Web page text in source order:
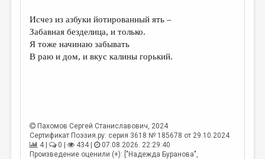
КНИЖНАЯ ПОЛКА
ОБЗОР ЛИТЕРАТУРЫ
РЕДКОЛЛЕГИЯ
ОТ РЕДАКЦИИ
Исчез из азбуки йотированный ять –
Забавная безделица, и только.
Я тоже начинаю забывать
В раю и дом, и вкус калины горький.
Пахомов Сергей Станиславович, 2024
Сертификат Поэзия.ру: серия 3618 № 185678 от 29.10.2024
4 |
0 | 434 |
07.08.2026. 22:29:40
Произведение оценили (+): ["Надежда Буранова",